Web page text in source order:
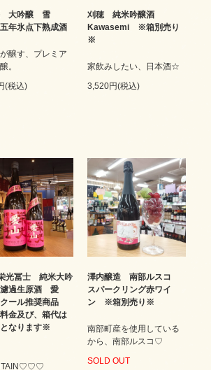
大吟醸 雪
年氷点下熟成酒
醸す、プレミア
。
(税込)
刈穂 純米吟醸酒
Kawasemi ※箱別売り
※
家飲みしたい、日本酒☆
3,520円(税込)
光冨士 純米大吟
過生原酒 愛
ール推奨商品
金及び、箱代は
なります※
澤内醸造 南部ルスコ
スパークリング赤ワイ
ン ※箱別売り※
南部町産を使用している
から、南部ルスコ♡
SOLD OUT